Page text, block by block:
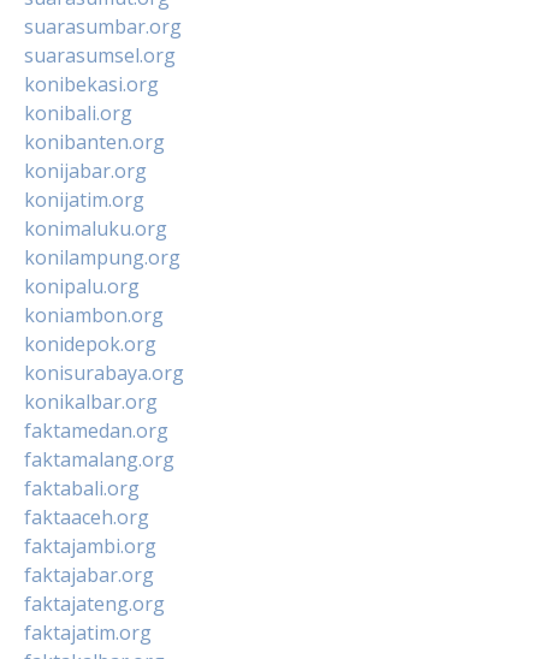
suarasumbar.org
suarasumsel.org
konibekasi.org
konibali.org
konibanten.org
konijabar.org
konijatim.org
konimaluku.org
konilampung.org
konipalu.org
koniambon.org
konidepok.org
konisurabaya.org
konikalbar.org
faktamedan.org
faktamalang.org
faktabali.org
faktaaceh.org
faktajambi.org
faktajabar.org
faktajateng.org
faktajatim.org